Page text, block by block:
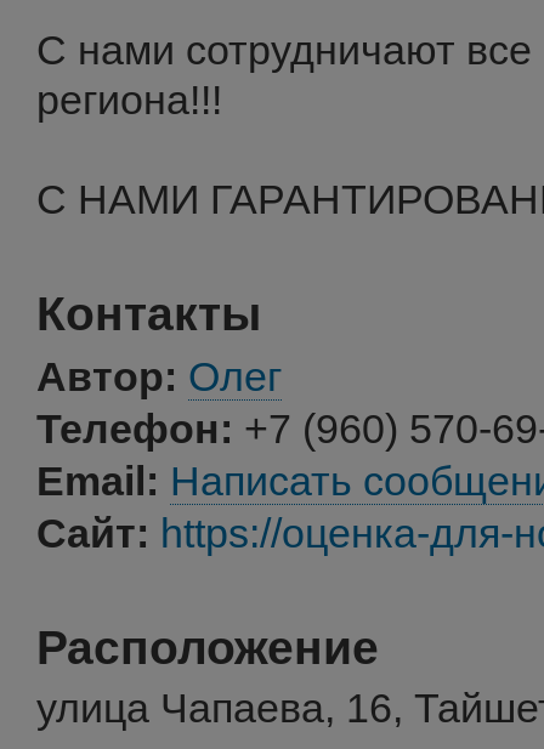
С нами сотрудничают
региона!!!
С НАМИ
Контакты
Автор: Олег
Телефон: +7 (960) 570-
Email: Написать
Сайт: https://оценка-для-
Расположение
улица Чапаева, 16,